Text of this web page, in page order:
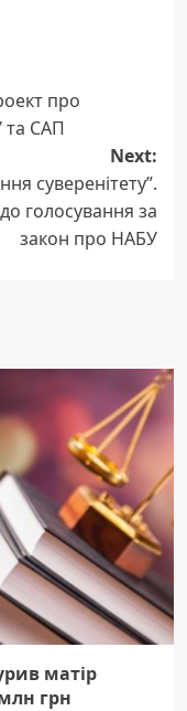
про
та САП
Next:
суверенітету”.
голосування за
закон про НАБУ
матір
грн